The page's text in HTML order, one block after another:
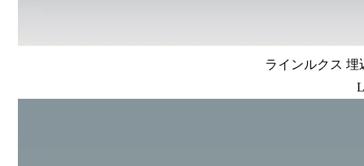
ラインルクス 埋